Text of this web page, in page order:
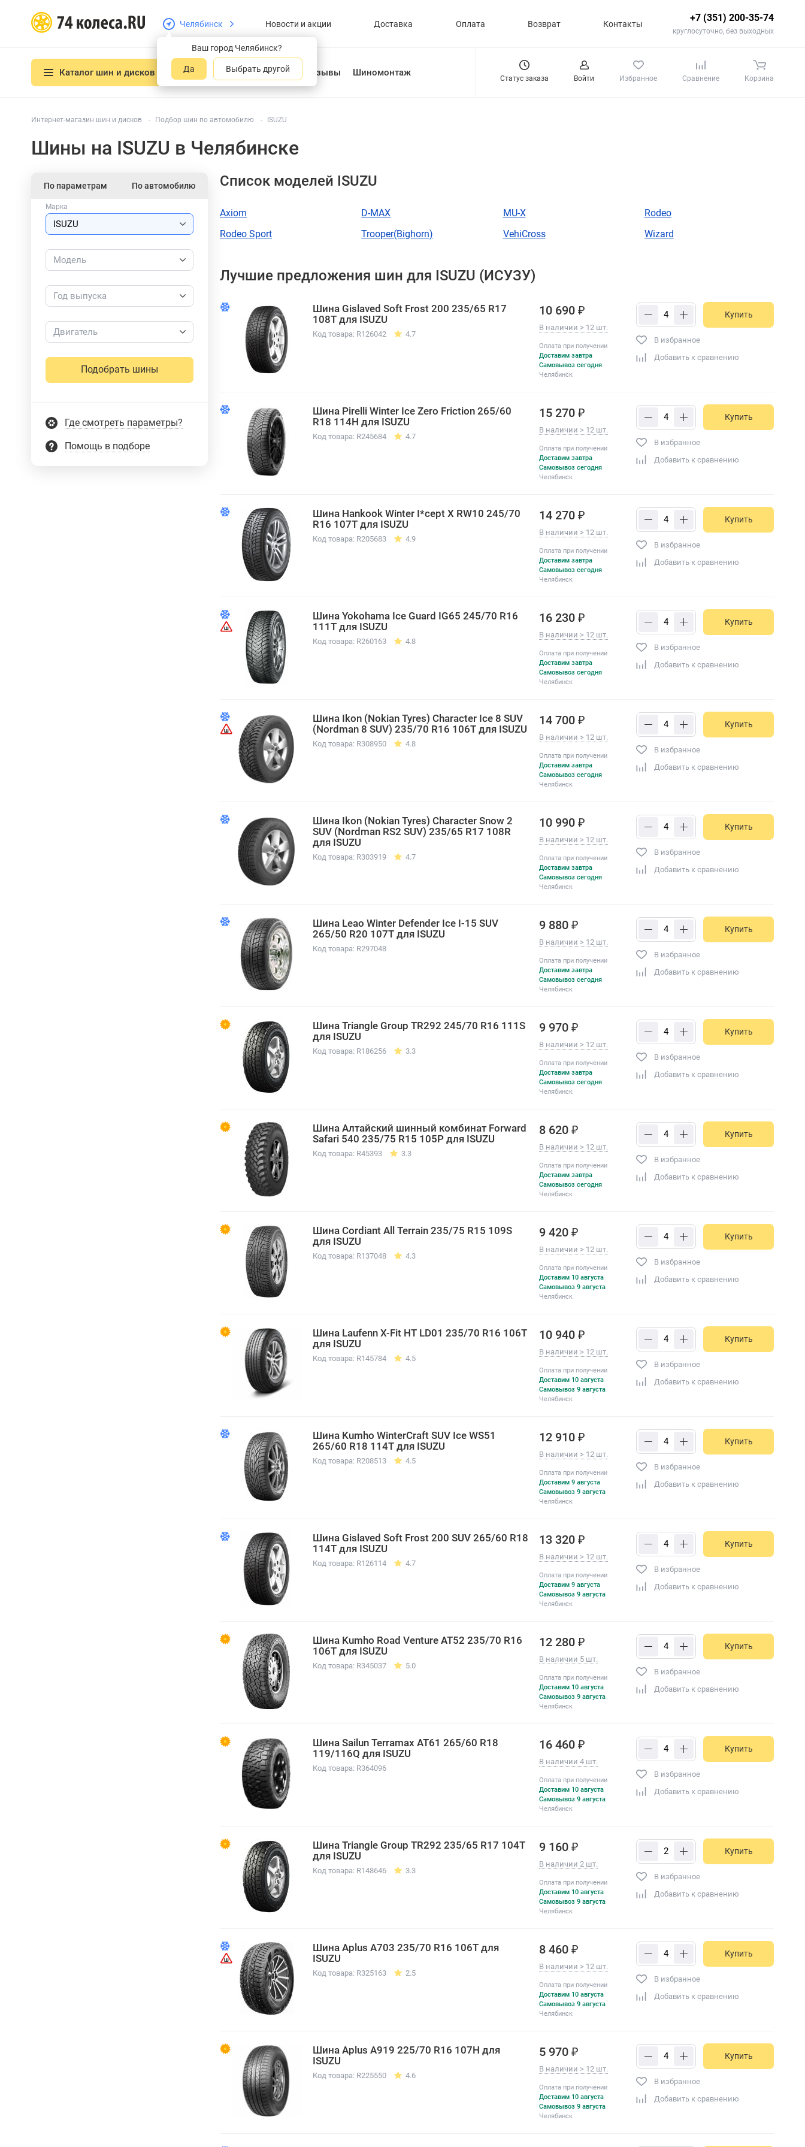
Челябинск
Ваш город Челябинск?
Да Выбрать другой
Новости и акции Доставка Оплата Возврат Контакты
+7 (351) 200-35-74
круглосуточно, без выходных
Каталог шин и дисков О нас Отзывы Шиномонтаж
Статус заказа Войти Избранное Сравнение Корзина
Интернет-магазин шин и дисков Подбор шин по автомобилю ISUZU
Шины на ISUZU в Челябинске
По параметрам По автомобилю
Марка
Модель
Год выпуска
Двигатель
Подобрать шины
Где смотреть параметры?
Помощь в подборе
Список моделей ISUZU
Axiom D-MAX MU-X
Rodeo
Rodeo Sport
Trooper(Bighorn) VehiCross Wizard
Лучшие предложения шин для ISUZU (ИСУЗУ)
Шина Gislaved Soft Frost 200 235/65 R17
108T для ISUZU
Код товара: R126042 4.7
10 690 ₽
В наличии > 12 шт.
Оплата при получении
Доставим завтра
Самовывоз сегодня
Челябинск
Купить
В избранное
Добавить к сравнению
Шина Pirelli Winter Ice Zero Friction 265/60
R18 114H для ISUZU
Код товара: R245684 4.7
15 270 ₽
В наличии > 12 шт.
Оплата при получении
Доставим завтра
Самовывоз сегодня
Челябинск
Купить
В избранное
Добавить к сравнению
Шина Hankook Winter I*cept X RW10 245/70
R16 107T для ISUZU
Код товара: R205683 4.9
14 270 ₽
В наличии > 12 шт.
Оплата при получении
Доставим завтра
Самовывоз сегодня
Челябинск
Купить
В избранное
Добавить к сравнению
Шина Yokohama Ice Guard IG65 245/70 R16
111T для ISUZU
Код товара: R260163 4.8
16 230 ₽
В наличии > 12 шт.
Оплата при получении
Доставим завтра
Самовывоз сегодня
Челябинск
Купить
В избранное
Добавить к сравнению
Шина Ikon (Nokian Tyres) Character Ice 8 SUV
(Nordman 8 SUV) 235/70 R16 106T для ISUZU
Код товара: R308950 4.8
14 700 ₽
В наличии > 12 шт.
Оплата при получении
Доставим завтра
Самовывоз сегодня
Челябинск
Купить
В избранное
Добавить к сравнению
Шина Ikon (Nokian Tyres) Character Snow 2
SUV (Nordman RS2 SUV) 235/65 R17 108R
для ISUZU
Код товара: R303919 4.7
10 990 ₽
В наличии > 12 шт.
Оплата при получении
Доставим завтра
Самовывоз сегодня
Челябинск
Купить
В избранное
Добавить к сравнению
Шина Leao Winter Defender Ice I-15 SUV
265/50 R20 107T для ISUZU
Код товара: R297048
9 880 ₽
В наличии > 12 шт.
Оплата при получении
Доставим завтра
Самовывоз сегодня
Челябинск
Купить
В избранное
Добавить к сравнению
Шина Triangle Group TR292 245/70 R16 111S
для ISUZU
Код товара: R186256 3.3
9 970 ₽
В наличии > 12 шт.
Оплата при получении
Доставим завтра
Самовывоз сегодня
Челябинск
Купить
В избранное
Добавить к сравнению
Шина Алтайский шинный комбинат Forward
Safari 540 235/75 R15 105P для ISUZU
Код товара: R45393 3.3
8 620 ₽
В наличии > 12 шт.
Оплата при получении
Доставим завтра
Самовывоз сегодня
Челябинск
Купить
В избранное
Добавить к сравнению
Шина Cordiant All Terrain 235/75 R15 109S
для ISUZU
Код товара: R137048 4.3
9 420 ₽
В наличии > 12 шт.
Оплата при получении
Доставим 10 августа
Самовывоз 9 августа
Челябинск
Купить
В избранное
Добавить к сравнению
Шина Laufenn X-Fit HT LD01 235/70 R16 106T
для ISUZU
Код товара: R145784 4.5
10 940 ₽
В наличии > 12 шт.
Оплата при получении
Доставим 10 августа
Самовывоз 9 августа
Челябинск
Купить
В избранное
Добавить к сравнению
Шина Kumho WinterCraft SUV Ice WS51
265/60 R18 114T для ISUZU
Код товара: R208513 4.5
12 910 ₽
В наличии > 12 шт.
Оплата при получении
Доставим 9 августа
Самовывоз 9 августа
Челябинск
Купить
В избранное
Добавить к сравнению
Шина Gislaved Soft Frost 200 SUV 265/60 R18
114T для ISUZU
Код товара: R126114 4.7
13 320 ₽
В наличии > 12 шт.
Оплата при получении
Доставим 9 августа
Самовывоз 9 августа
Челябинск
Купить
В избранное
Добавить к сравнению
Шина Kumho Road Venture AT52 235/70 R16
106T для ISUZU
Код товара: R345037 5.0
12 280 ₽
В наличии 5 шт.
Оплата при получении
Доставим 10 августа
Самовывоз 9 августа
Челябинск
Купить
В избранное
Добавить к сравнению
Шина Sailun Terramax AT61 265/60 R18
119/116Q для ISUZU
Код товара: R364096
16 460 ₽
В наличии 4 шт.
Оплата при получении
Доставим 10 августа
Самовывоз 9 августа
Челябинск
Купить
В избранное
Добавить к сравнению
Шина Triangle Group TR292 235/65 R17 104T
для ISUZU
Код товара: R148646 3.3
9 160 ₽
В наличии 2 шт.
Оплата при получении
Доставим 10 августа
Самовывоз 9 августа
Челябинск
Купить
В избранное
Добавить к сравнению
Шина Aplus A703 235/70 R16 106T для
ISUZU
Код товара: R325163 2.5
8 460 ₽
В наличии > 12 шт.
Оплата при получении
Доставим 10 августа
Самовывоз 9 августа
Челябинск
Купить
В избранное
Добавить к сравнению
Шина Aplus A919 225/70 R16 107H для
ISUZU
Код товара: R225550 4.6
5 970 ₽
В наличии > 12 шт.
Оплата при получении
Доставим 10 августа
Самовывоз 9 августа
Челябинск
Купить
В избранное
Добавить к сравнению